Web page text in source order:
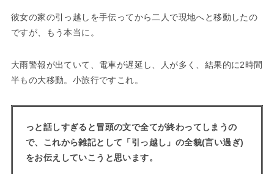
彼女の家の引っ越しを手伝ってから二人で現地へと移動したの
ですが、もう本当に。
大雨警報が出ていて、電車が遅延し、人が多く、結果的に2時間
半もの大移動。小旅行ですこれ。
っと話しすぎると冒頭の文で全てが終わってしまうの
で、これから雑記として「引っ越し」の全貌(言い過ぎ)
をお伝えしていこうと思います。